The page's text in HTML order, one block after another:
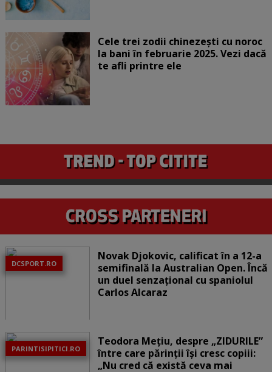
Cele trei zodii chinezești cu noroc
la bani în februarie 2025. Vezi dacă
te afli printre ele
DCSPORT.RO
Novak Djokovic, calificat în a 12-a
semifinală la Australian Open. Încă
un duel senzațional cu spaniolul
Carlos Alcaraz
PARINTISIPITICI.RO
Teodora Mețiu, despre „ZIDURILE”
între care părinții își cresc copiii:
„Nu cred că există ceva mai